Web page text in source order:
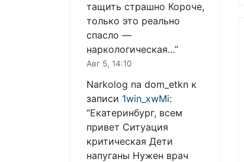
тащить страшно Короче,
только это реально
спасло —
наркологическая…”
Авг 5, 14:10
Narkolog na dom_etkn к
записи 1win_xwMi:
“Екатеринбург, всем
привет Ситуация
критическая Дети
напуганы Нужен врач